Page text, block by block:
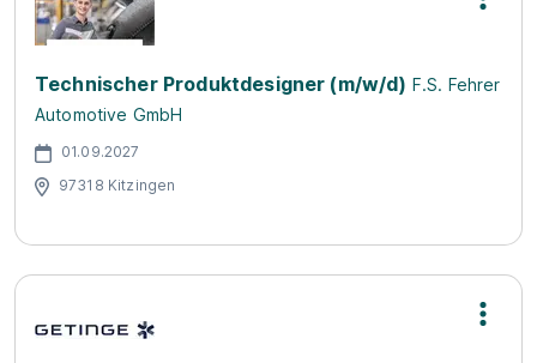
Technischer Produktdesigner (m/w/d) F.S. Fehrer
Automotive GmbH
01.09.2027
97318 Kitzingen